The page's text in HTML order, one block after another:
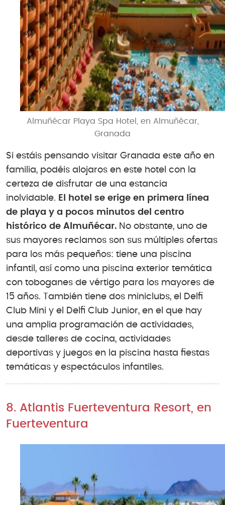
Almuñécar Playa Spa Hotel, en Almuñécar,
Granada
Si estáis pensando visitar Granada este año en
familia, podéis alojaros en este hotel con la
certeza de disfrutar de una estancia
inolvidable. El hotel se erige en primera línea
de playa y a pocos minutos del centro
histórico de Almuñécar. No obstante, uno de
sus mayores reclamos son sus múltiples ofertas
para los más pequeños: tiene una piscina
infantil, así como una piscina exterior temática
con toboganes de vértigo para los mayores de
15 años. También tiene dos miniclubs, el Delfi
Club Mini y el Delfi Club Junior, en el que hay
una amplia programación de actividades,
desde talleres de cocina, actividades
deportivas y juegos en la piscina hasta fiestas
temáticas y espectáculos infantiles.
8. Atlantis Fuerteventura Resort, en
Fuerteventura